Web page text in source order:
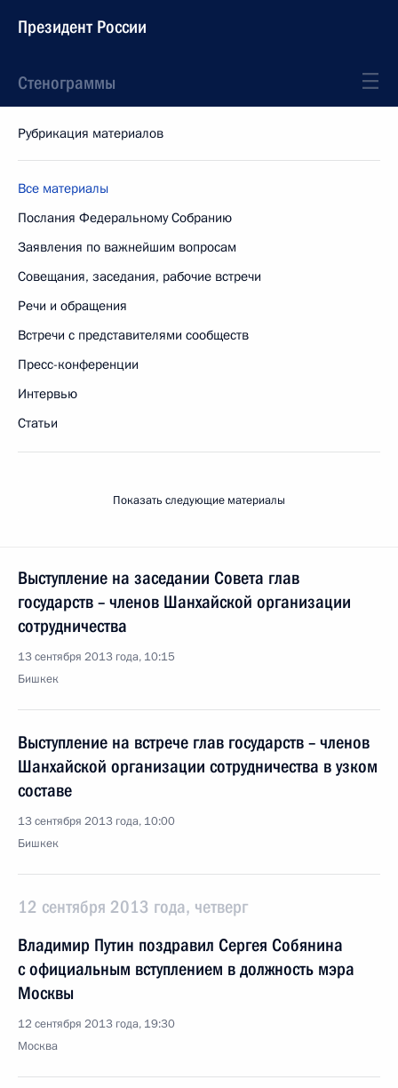
Президент России
Стенограммы
Рубрикация материалов
Все материалы
Послания Федеральному Собранию
Заявления по важнейшим вопросам
Совещания, заседания, рабочие встречи
Речи и обращения
Встречи с представителями сообществ
Пресс-конференции
Интервью
Статьи
Показать следующие материалы
Выступление на заседании Совета глав
государств – членов Шанхайской организации
сотрудничества
13 сентября 2013 года, 10:15
Бишкек
Выступление на встрече глав государств – членов
Шанхайской организации сотрудничества в узком
составе
13 сентября 2013 года, 10:00
Бишкек
12 сентября 2013 года, четверг
Владимир Путин поздравил Сергея Собянина
с официальным вступлением в должность мэра
Москвы
12 сентября 2013 года, 19:30
Москва